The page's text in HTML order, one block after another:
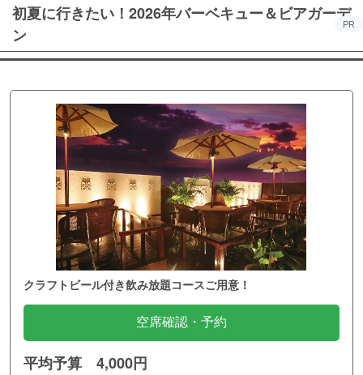
初夏に行きたい！2026年バーベキュー＆ビアガーデ
ン
PR
クラフトビール付き飲み放題コースご用意！
空席確認・予約
平均予算 4,000円